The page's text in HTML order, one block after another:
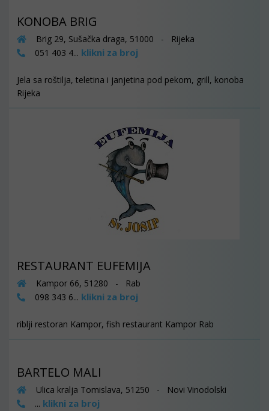
KONOBA BRIG
Brig 29, Sušačka draga, 51000 - Rijeka
051 403 4... klikni za broj
Jela sa roštilja, teletina i janjetina pod pekom, grill, konoba
Rijeka
RESTAURANT EUFEMIJA
Kampor 66, 51280 - Rab
098 343 6... klikni za broj
riblji restoran Kampor, fish restaurant Kampor Rab
BARTELO MALI
Ulica kralja Tomislava, 51250 - Novi Vinodolski
... klikni za broj